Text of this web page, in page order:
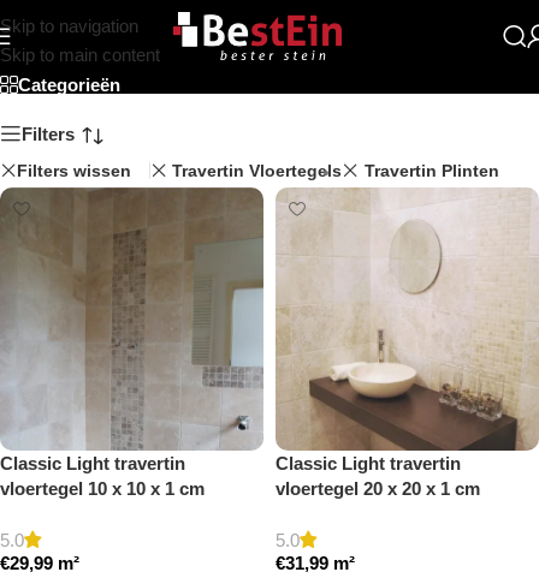
Skip to navigation
Skip to main content
Beststein
Categorieën
Filters
Filters wissen Travertin Vloertegels Travertin Plinten
Classic Light travertin
vloertegel 10 x 10 x 1 cm
5.0
€29,99 m²
Classic Light travertin
vloertegel 20 x 20 x 1 cm
5.0
€31,99 m²